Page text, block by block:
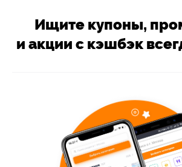
Ищите купоны,
и акции с кэшбэк